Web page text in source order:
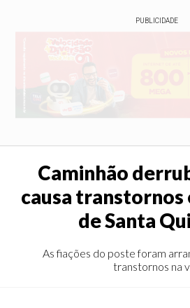
PUBLICIDADE
Caminhão
causa transtornos
de Santa
As fiações do poste foram
transtornos na